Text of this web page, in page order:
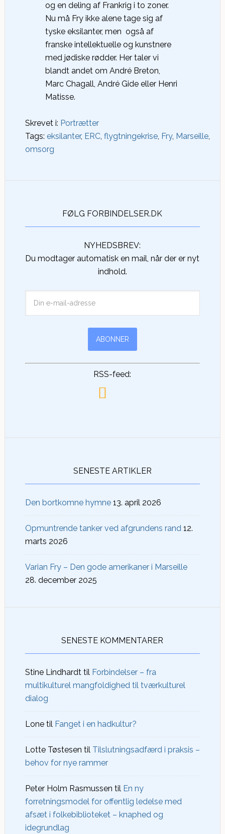
og en deling af Frankrig i to zoner.
Nu må Fry ikke alene tage sig af
tyske eksilanter, men også af
franske intellektuelle og kunstnere
med jødiske rødder. Her taler vi
blandt andet om André Breton,
Marc Chagall, André Gide eller Henri
Matisse.
Skrevet i: Portrætter
Tags: eksilanter, ERC, flygtningekrise, Fry, Marseille,
omsorg
FØLG FORBINDELSER.DK
NYHEDSBREV:
Du modtager automatisk en mail, når der er nyt
indhold.
RSS-feed:
SENESTE ARTIKLER
Den bortkomne hymne 13. april 2026
Opmuntrende tanker ved afgrundens rand 12.
marts 2026
Varian Fry – Den gode amerikaner i Marseille
28. december 2025
SENESTE KOMMENTARER
Stine Lindhardttil Forbindelser – fra
multikulturel mangfoldighed til tværkulturel
dialog
Lonetil Fanget i en hadkultur?
Lotte Tøstesen til Tilslutningsadfærd i praksis –
behov for nye rammer
Peter Holm Rasmussen til En ny
forretningsmodel for offentlig ledelse med
afsæt i folkebiblioteket – knaphed og
idegrundlag